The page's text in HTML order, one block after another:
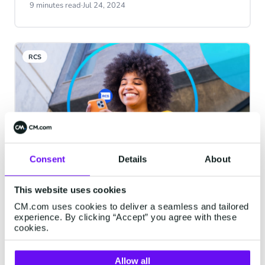
Consent Details About
This website uses cookies
CM.com uses cookies to deliver a seamless and tailored
experience. By clicking “Accept” you agree with these
cookies.
Allow all
klantcommunicatie? Dan zul je de termen
gehoord. Maar welke functies hebben
beide kanalen? Wat onderscheidt ze van
elkaar? En nog belangrijker: welk kanaal is
het meest geschikt voor jouw bedrijf?
Laten we het uitzoeken!
9 minutes read·Jul 24, 2024
RCS
Universele messaging met RCS
op iOS
RCS is een van de nieuwe sterren van de
messaging wereld. Het combineert de
betrouwbaarheid van het SMS-netwerk